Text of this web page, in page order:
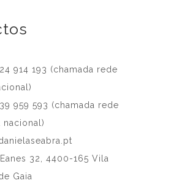
914 193 (chamada rede
959 593 (chamada rede
nacional)
32, 4400-165 Vila
Gaia